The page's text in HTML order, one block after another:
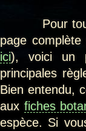
Pour tous
page
ici), voici un
principales
Bien entendu,
aux fiches
espèce. Si